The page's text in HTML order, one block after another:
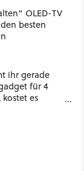
das
zum
OLED-TV
besten
ihr gerade
für 4
es